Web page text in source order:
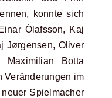
konnte sich
Ólafsson, Kaj
Jørgensen, Oliver
Maximilian Botta
Veränderungen im
Spielmacher